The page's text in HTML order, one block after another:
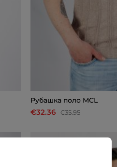
Рубашкa поло MCL
€32.36 €35.95